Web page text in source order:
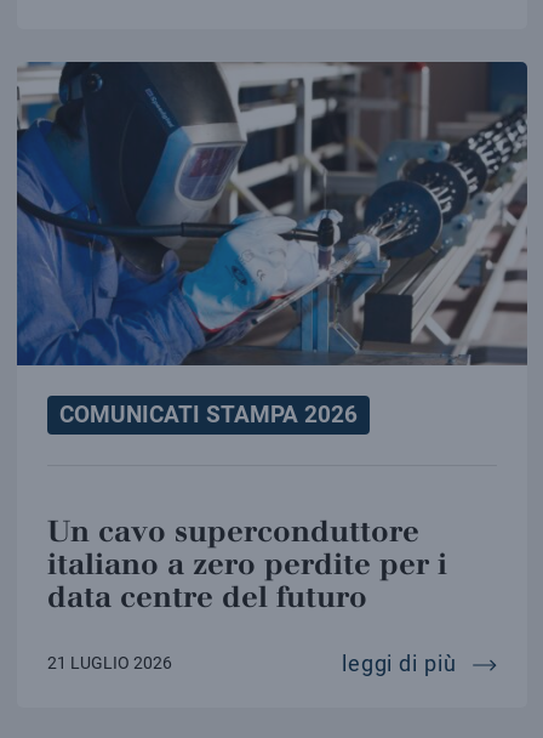
COMUNICATI STAMPA 2026
Un cavo superconduttore
italiano a zero perdite per i
data centre del futuro
21 LUGLIO 2026 leggi di più un